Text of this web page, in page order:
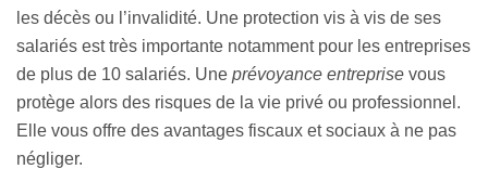
les décès ou l’invalidité. Une protection vis à vis de ses
salariés est très importante notamment pour les entreprises
de plus de 10 salariés. Une prévoyance entreprise vous
protège alors des risques de la vie privé ou professionnel.
Elle vous offre des avantages fiscaux et sociaux à ne pas
négliger.